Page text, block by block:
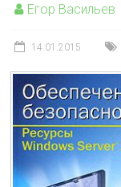
Егор Васильев
14.01.2015